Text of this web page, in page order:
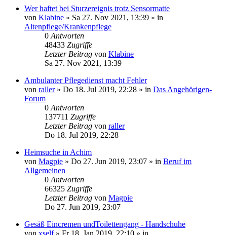
Wer haftet bei Sturzereignis trotz Sensormatte
von Klabine » Sa 27. Nov 2021, 13:39 » in
Altenpflege/Krankenpflege
0 Antworten
48433 Zugriffe
Letzter Beitrag von Klabine
Sa 27. Nov 2021, 13:39
Ambulanter Pflegedienst macht Fehler
von raller» Do 18. Jul 2019, 22:28 » in Das Angehörigen-
Forum
0 Antworten
137711 Zugriffe
Letzter Beitrag von raller
Do 18. Jul 2019, 22:28
Heimsuche in Achim
von Magpie » Do 27. Jun 2019, 23:07 » in Beruf im
Allgemeinen
0 Antworten
66325 Zugriffe
Letzter Beitrag von Magpie
Do 27. Jun 2019, 23:07
Gesäß Eincremen undToilettengang - Handschuhe
von xself» Fr 18. Jan 2019, 22:10 » in